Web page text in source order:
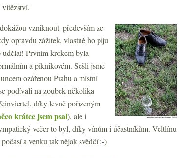
vítězství.
vzniknout, především ze
opravdu zážitek, vlastně ho piju
udělat! Prvním krokem byla
a piknikovém. Sešli jsme
ozářenou Prahu a místní
podívali na zoubek několika
díky levně pořízeným
krátce jsem psal), ale i
večer to byl, díky vínům i účastníkům. Veltlínu
a venku tak nějak svědčí :-)